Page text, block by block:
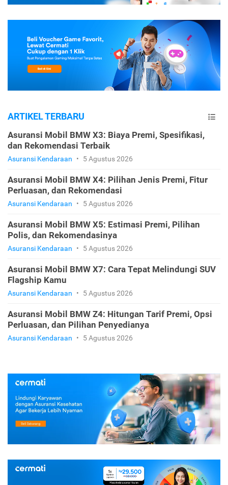
ARTIKEL TERBARU
Asuransi Mobil BMW X3: Biaya Premi, Spesifikasi,
dan Rekomendasi Terbaik
Asuransi Kendaraan • 5 Agustus 2026
Asuransi Mobil BMW X4: Pilihan Jenis Premi, Fitur
Perluasan, dan Rekomendasi
Asuransi Kendaraan • 5 Agustus 2026
Asuransi Mobil BMW X5: Estimasi Premi, Pilihan
Polis, dan Rekomendasinya
Asuransi Kendaraan • 5 Agustus 2026
Asuransi Mobil BMW X7: Cara Tepat Melindungi SUV
Flagship Kamu
Asuransi Kendaraan • 5 Agustus 2026
Asuransi Mobil BMW Z4: Hitungan Tarif Premi, Opsi
Perluasan, dan Pilihan Penyedianya
Asuransi Kendaraan • 5 Agustus 2026